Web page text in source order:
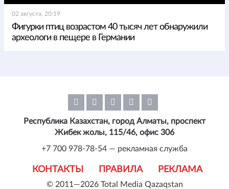
02 августа, 20:19
Фигурки птиц возрастом 40 тысяч лет обнаружили
археологи в пещере в Германии
© 2011—2026 Total Media Qazaqstan
КОНТАКТЫ ПРАВИЛА РЕКЛАМА
Республика Казахстан, город Алматы, проспект
Жибек жолы, 115/46, офис 306
+7 700 978-78-54 — рекламная служба